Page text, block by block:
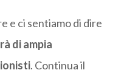
e ci sentiamo di dire
di ampia
. Continua il